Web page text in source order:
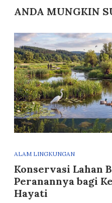
ANDA MUNGKIN
ALAM LINGKUNGAN
Konservasi Lahan
Peranannya bagi
Hayati